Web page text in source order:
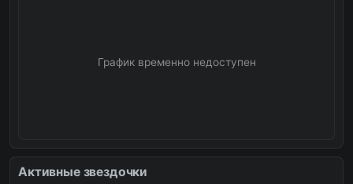
График временно недоступен
Активные звездочки